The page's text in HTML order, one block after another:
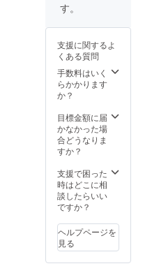
ｍ）
コット
ン生地
※写真は
イメー
ジで絵
きさや
位置は
多少異
なる場
りま
す。 ⑤
缶バッ
ジ3個
※トップ
ページ
に掲載
のL･M･
す。
支援に関するよ
くある質問
手数料はいく
らかかります
か？
目標金額に届
かなかった場
合どうなりま
すか？
支援で困った
時はどこに相
談したらいい
ですか？
ヘルプページを
見る